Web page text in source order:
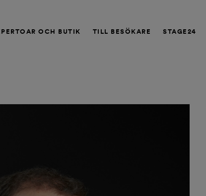
OCH BUTIK TILL BESÖKARE STAGE24